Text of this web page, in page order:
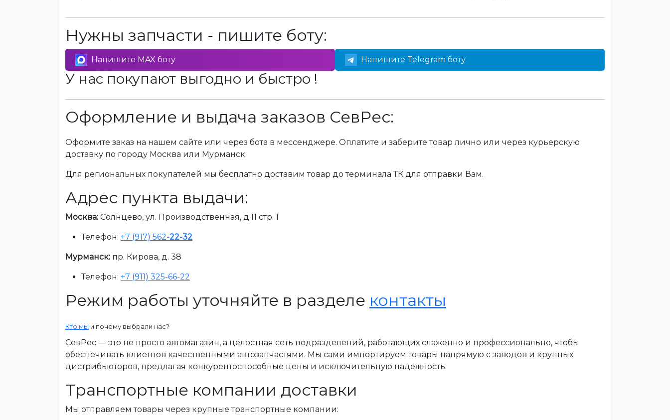
Нужны запчасти - пишите боту:
Напишите MAX боту Напишите Telegram боту
У нас покупают выгодно и быстро !
Оформление и выдача заказов СевРес:
Оформите заказ на нашем сайте или через бота в мессенджере. Оплатите и заберите товар лично или через курьерскую
доставку по городу Москва или Мурманск.
Для региональных покупателей мы бесплатно доставим товар до терминала ТК для отправки Вам.
Адрес пункта выдачи:
Москва: Солнцево, ул. Производственная, д.11 стр. 1
Телефон: +7 (917) 562-22-32
Мурманск: пр. Кирова, д. 38
Телефон: +7 (911) 325-66-22
Режим работы уточняйте в разделе контакты
Кто мы и почему выбрали нас?
СевРес — это не просто автомагазин, а целостная сеть подразделений, работающих слаженно и профессионально, чтобы
обеспечивать клиентов качественными автозапчастями. Мы сами импортируем товары напрямую с заводов и крупных
дистрибьюторов, предлагая конкурентоспособные цены и исключительную надежность.
Транспортные компании доставки
Мы отправляем товары через крупные транспортные компании: